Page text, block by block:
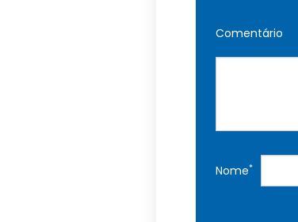
Comentário
Nome*